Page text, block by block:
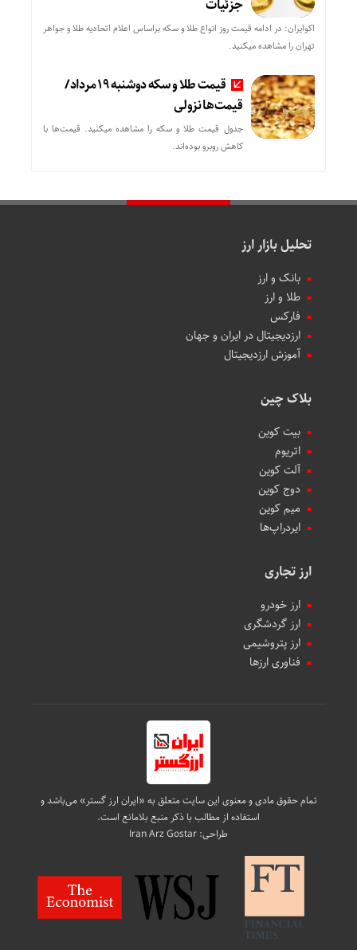
جزئیات
اکوایران: در ادامه قیمت روز انواع طلا و سکه براساس اعلام اتحادیه طلا و جواهر
تهران را مشاهده میکنید.
قیمت طلا و سکه دوشنبه 19 مرداد/
قیمت‌ها نزولی
جدول قیمت طلا و سکه را مشاهده میکنید. قیمت‌ها با
کاهش روبرو بوده‌اند.
تحلیل بازار ارز
بانک و ارز
طلا و ارز
فارکس
ارزدیجیتال در ایران و جهان
آموزش ارزدیجیتال
بلاک چین
بیت کوین
اتریوم
آلت کوین
دوج کوین
میم کوین‌
ایردراپ‌ها
ارز تجاری
ارز خودرو
ارز گردشگری
ارز پتروشیمی
فناوری ارزها
تمام حقوق مادی و معنوی این سایت متعلق به «ایران ارز گستر» می‌باشد و
استفاده از مطالب با ذکر منبع بلامانع است.
طراحی:Iran Arz Gostar